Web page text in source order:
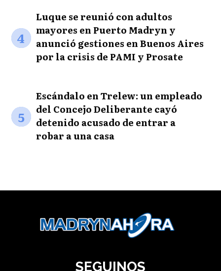
4
Luque se reunió con adultos
mayores en Puerto Madryn y
anunció gestiones en Buenos Aires
por la crisis de PAMI y Prosate
5
Escándalo en Trelew: un empleado
del Concejo Deliberante cayó
detenido acusado de entrar a
robar a una casa
SEGUINOS